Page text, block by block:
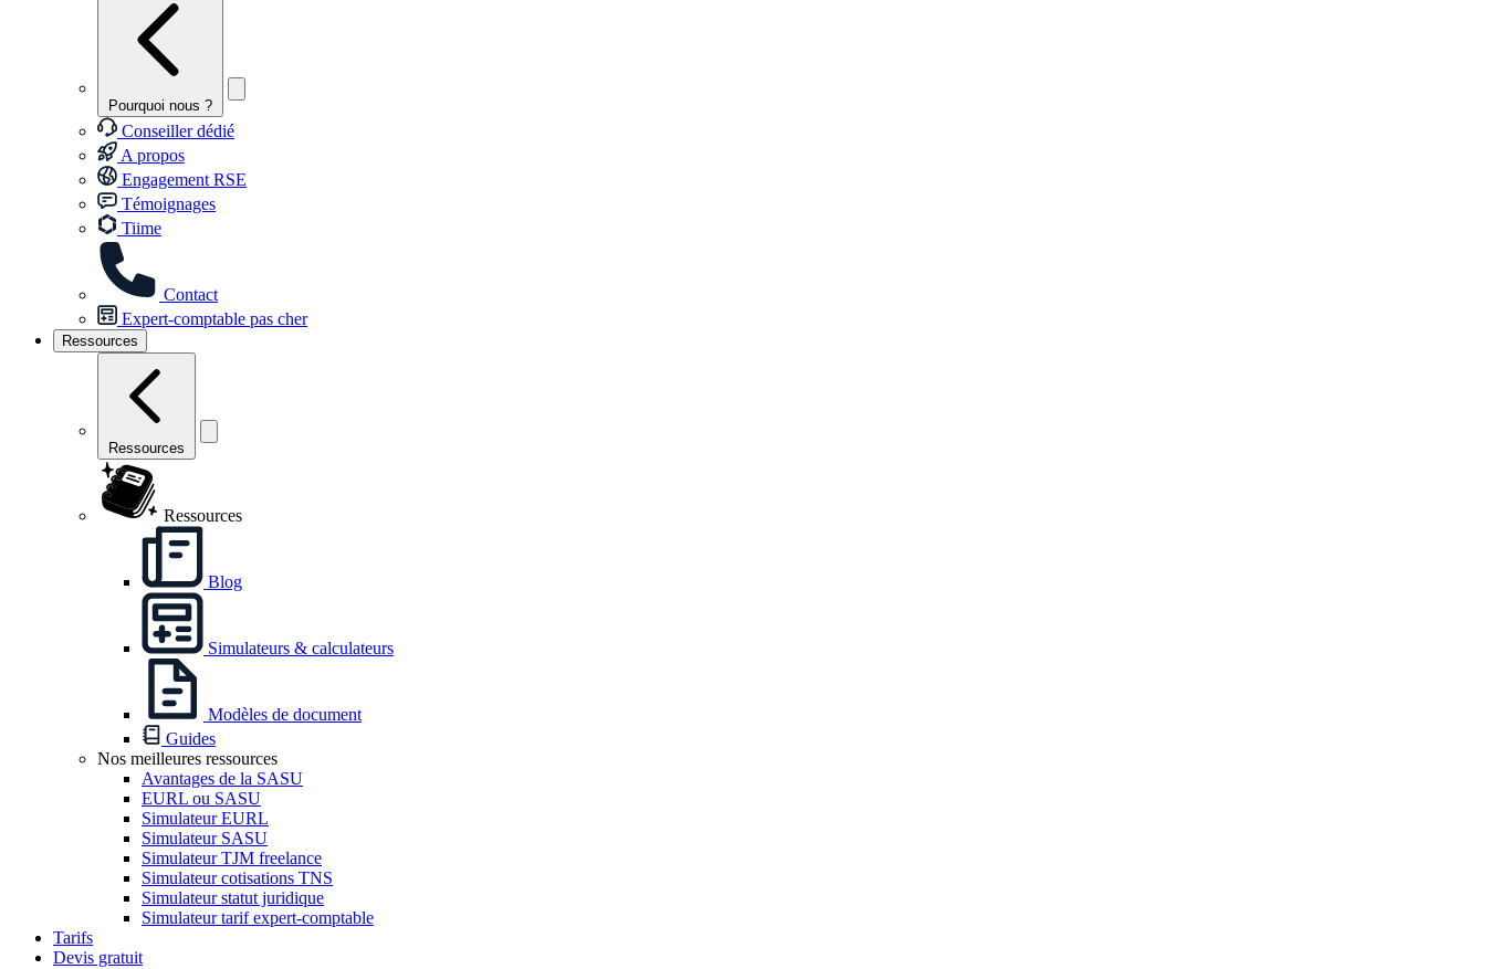
Pourquoi nous ?
Conseiller dédié
A propos
Engagement RSE
Témoignages
Tiime
Contact
Expert-comptable pas cher
Ressources
Ressources
Ressources
Blog
Simulateurs & calculateurs
Modèles de document
Guides
Nos meilleures ressources
Avantages de la SASU
EURL ou SASU
Simulateur EURL
Simulateur SASU
Simulateur TJM freelance
Simulateur cotisations TNS
Simulateur statut juridique
Simulateur tarif expert-comptable
Tarifs
Devis gratuit